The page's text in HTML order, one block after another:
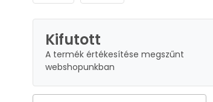
Kifutott
A termék értékesítése megszűnt
webshopunkban